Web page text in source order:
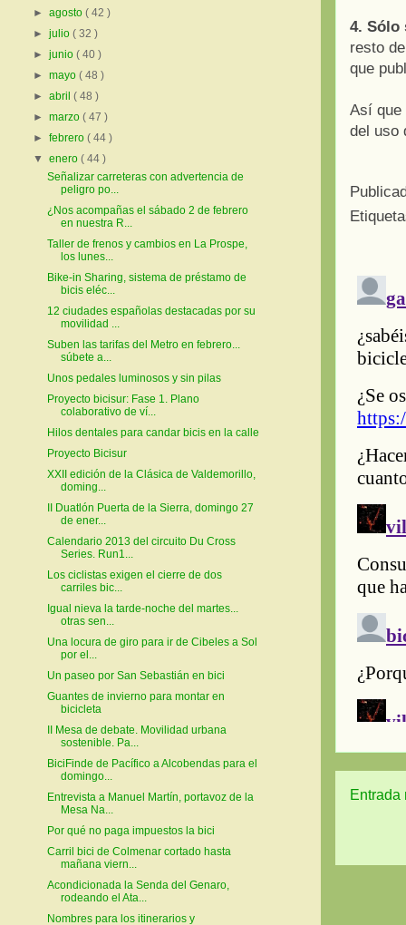
4. Sólo
resto
que
Así que
del uso
Entrada
►agosto( 42 )
►julio( 32 )
►junio( 40 )
►mayo( 48 )
►abril( 48 )
►marzo( 47 )
►febrero( 44 )
▼enero( 44 )
Señalizar carreteras con advertencia de
peligro po...
¿Nos acompañas el sábado 2 de febrero
en nuestra R...
Taller de frenos y cambios en La Prospe,
los lunes...
Bike-in Sharing, sistema de préstamo de
bicis eléc...
12 ciudades españolas destacadas por su
movilidad ...
Suben las tarifas del Metro en febrero...
súbete a...
Unos pedales luminosos y sin pilas
Proyecto bicisur: Fase 1. Plano
colaborativo de ví...
Hilos dentales para candar bicis en la calle
Proyecto Bicisur
XXII edición de la Clásica de Valdemorillo,
doming...
II Duatlón Puerta de la Sierra, domingo 27
de ener...
Calendario 2013 del circuito Du Cross
Series. Run1...
Los ciclistas exigen el cierre de dos
carriles bic...
Igual nieva la tarde-noche del martes...
otras sen...
Una locura de giro para ir de Cibeles a Sol
por el...
Un paseo por San Sebastián en bici
Guantes de invierno para montar en
bicicleta
II Mesa de debate. Movilidad urbana
sostenible. Pa...
BiciFinde de Pacífico a Alcobendas para el
domingo...
Entrevista a Manuel Martín, portavoz de la
Mesa Na...
Por qué no paga impuestos la bici
Carril bici de Colmenar cortado hasta
mañana viern...
Acondicionada la Senda del Genaro,
rodeando el Ata...
Nombres para los itinerarios y